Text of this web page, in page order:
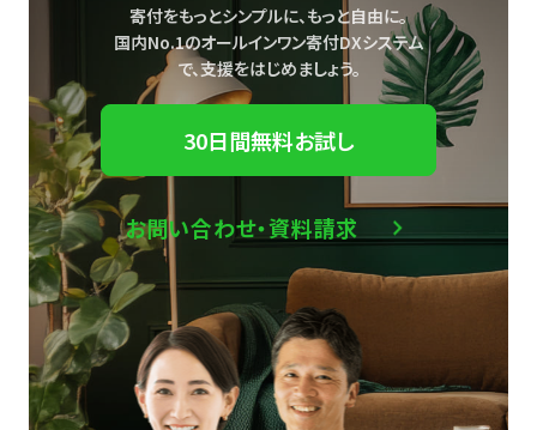
寄付をもっとシンプルに、もっと自由に。
国内No.1のオールインワン寄付DXシステム
で、支援をはじめましょう。
30日間無料お試し
お問い合わせ・資料請求